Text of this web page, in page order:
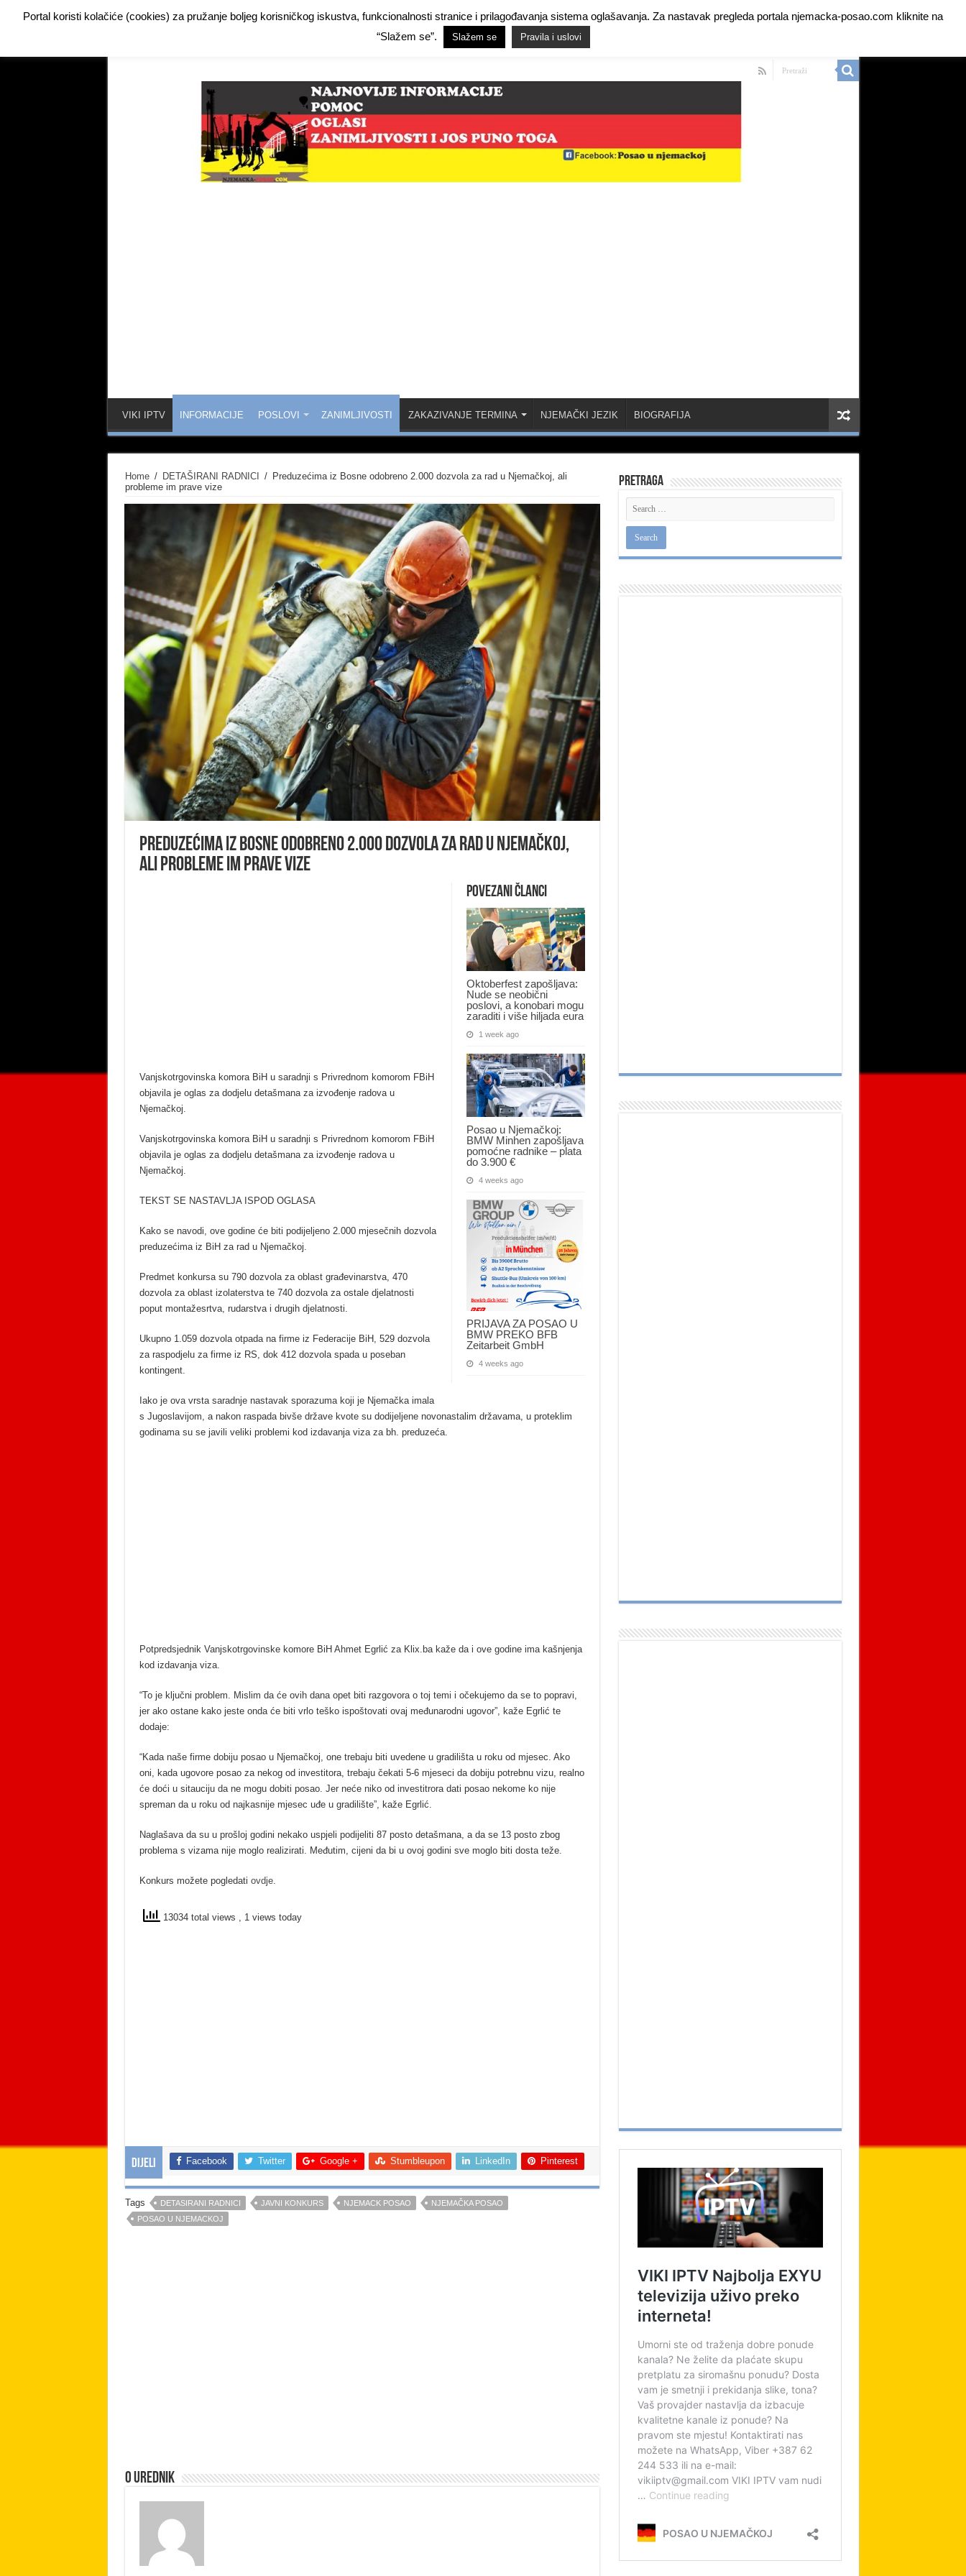
Facebook Demo Hide Ads for Premium Members
O NAMA PRAVILA I USLOVI
VIKI IPTV INFORMACIJE POSLOVI ZANIMLJIVOSTI ZAKAZIVANJE TERMINA NJEMAČKI JEZIK BIOGRAFIJA
Home / DETAŠIRANI RADNICI /
Preduzećima iz Bosne odobreno 2.000 dozvola za rad u Njemačkoj, ali
probleme im prave vize
Preduzećima iz Bosne odobreno 2.000 dozvola za rad u Njemačkoj,
ali probleme im prave vize
Povezani članci
Oktoberfest zapošljava:
Nude se neobični
poslovi, a konobari mogu
zaraditi i više hiljada eura
1 week ago
Posao u Njemačkoj:
BMW Minhen zapošljava
pomoćne radnike – plata
do 3.900 €
4 weeks ago
PRIJAVA ZA POSAO U
BMW PREKO BFB
Zeitarbeit GmbH
4 weeks ago
Vanjskotrgovinska komora BiH u saradnji s Privrednom komorom FBiH
objavila je oglas za dodjelu detašmana za izvođenje radova u
Njemačkoj.
Vanjskotrgovinska komora BiH u saradnji s Privrednom komorom FBiH
objavila je oglas za dodjelu detašmana za izvođenje radova u
Njemačkoj.
TEKST SE NASTAVLJA ISPOD OGLASA
Kako se navodi, ove godine će biti podijeljeno 2.000 mjesečnih dozvola
preduzećima iz BiH za rad u Njemačkoj.
Predmet konkursa su 790 dozvola za oblast građevinarstva, 470
dozvola za oblast izolaterstva te 740 dozvola za ostale djelatnosti
poput montažesrtva, rudarstva i drugih djelatnosti.
Ukupno 1.059 dozvola otpada na firme iz Federacije BiH, 529 dozvola
za raspodjelu za firme iz RS, dok 412 dozvola spada u poseban
kontingent.
Iako je ova vrsta saradnje nastavak sporazuma koji je Njemačka imala
s Jugoslavijom, a nakon raspada bivše države kvote su dodijeljene novonastalim državama, u proteklim
godinama su se javili veliki problemi kod izdavanja viza za bh. preduzeća.
Potpredsjednik Vanjskotrgovinske komore BiH Ahmet Egrlić za Klix.ba kaže da i ove godine ima kašnjenja
kod izdavanja viza.
“To je ključni problem. Mislim da će ovih dana opet biti razgovora o toj temi i očekujemo da se to popravi,
jer ako ostane kako jeste onda će biti vrlo teško ispoštovati ovaj međunarodni ugovor”, kaže Egrlić te
dodaje:
“Kada naše firme dobiju posao u Njemačkoj, one trebaju biti uvedene u gradilišta u roku od mjesec. Ako
oni, kada ugovore posao za nekog od investitora, trebaju čekati 5-6 mjeseci da dobiju potrebnu vizu, realno
će doći u sitauciju da ne mogu dobiti posao. Jer neće niko od investitrora dati posao nekome ko nije
spreman da u roku od najkasnije mjesec uđe u gradilište”, kaže Egrlić.
Naglašava da su u prošloj godini nekako uspjeli podijeliti 87 posto detašmana, a da se 13 posto zbog
problema s vizama nije moglo realizirati. Međutim, cijeni da bi u ovoj godini sve moglo biti dosta teže.
Konkurs možete pogledati ovdje.
13034 total views , 1 views today
Dijeli Facebook Twitter Google + Stumbleupon LinkedIn Pinterest
Tags DETASIRANI RADNICI JAVNI KONKURS NJEMACK POSAO
NJEMAČKA POSAO
POSAO U NJEMACKOJ
O urednik
Pretraga
Portal koristi kolačiće (cookies) za pružanje boljeg korisničkog iskustva, funkcionalnosti stranice i prilagođavanja sistema oglašavanja. Za nastavak pregleda portala njemacka-posao.com kliknite na
“Slažem se”.
Slažem se Pravila i uslovi